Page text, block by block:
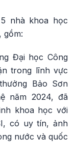
nhà khoa học
gồm:
Đại học Công
trong lĩnh vực
Bảo Sơn
năm 2024, đã
khoa học với
có uy tín, ảnh
nước và quốc